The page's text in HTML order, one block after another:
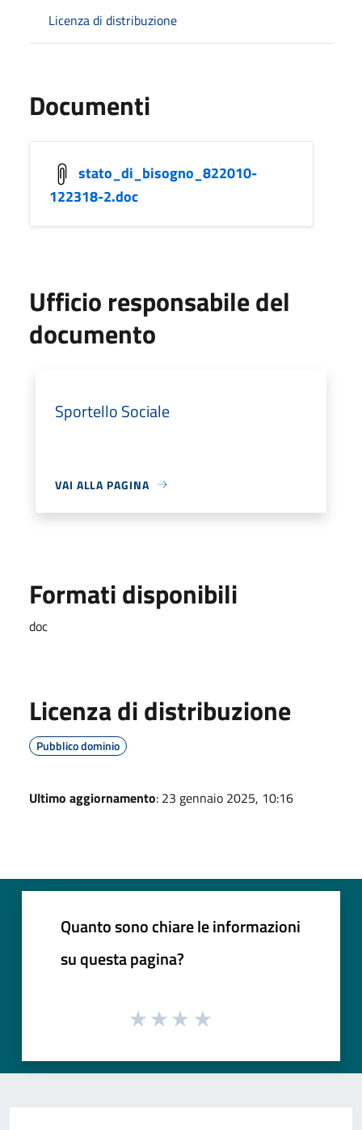
Licenza di distribuzione
Documenti
stato_di_bisogno_822010-
122318-2.doc
Ufficio responsabile del
documento
Sportello Sociale
VAI ALLA PAGINA
Formati disponibili
doc
Licenza di distribuzione
Pubblico dominio
Ultimo aggiornamento: 23 gennaio 2025, 10:16
Quanto sono chiare le informazioni
su questa pagina?